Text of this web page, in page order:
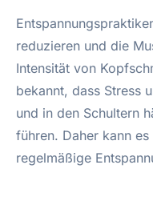
reduzieren und die
Intensität von
bekannt, dass Stress
und in den Schultern
führen. Daher kann
regelmäßige